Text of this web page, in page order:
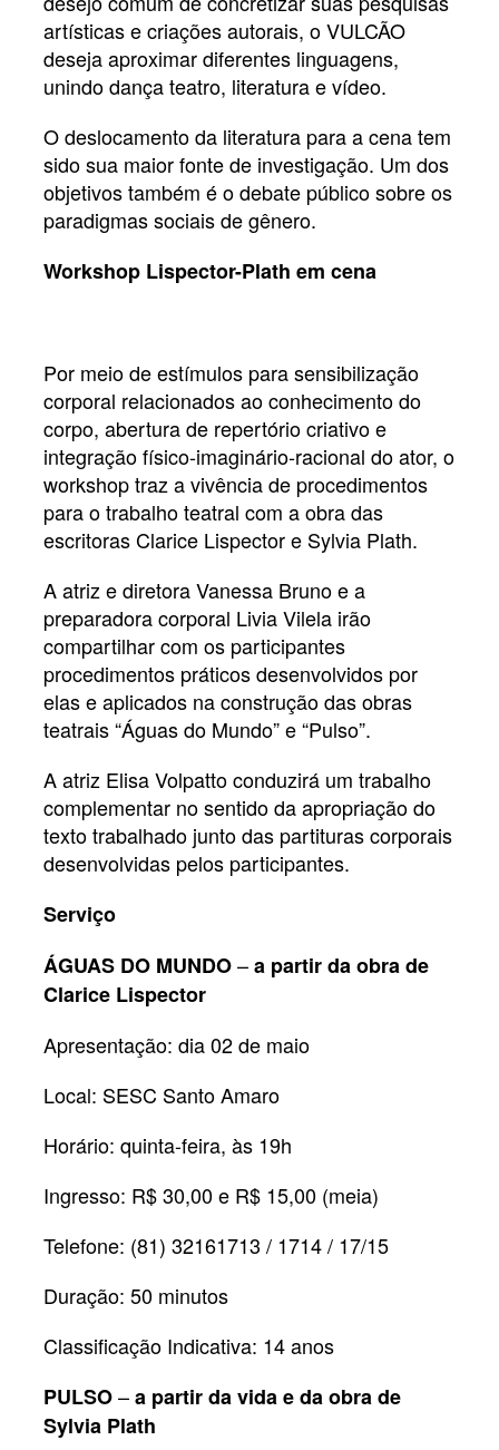
artísticas e criações autorais, o VULCÃO
deseja aproximar diferentes linguagens,
unindo dança teatro, literatura e vídeo.
O deslocamento da literatura para a cena tem
sido sua maior fonte de investigação. Um dos
objetivos também é o debate público sobre os
paradigmas sociais de gênero.
Workshop Lispector-Plath em cena
Por meio de estímulos para sensibilização
corporal relacionados ao conhecimento do
corpo, abertura de repertório criativo e
integração físico-imaginário-racional do ator, o
workshop traz a vivência de procedimentos
para o trabalho teatral com a obra das
escritoras Clarice Lispector e Sylvia Plath.
A atriz e diretora Vanessa Bruno e a
preparadora corporal Livia Vilela irão
compartilhar com os participantes
procedimentos práticos desenvolvidos por
elas e aplicados na construção das obras
teatrais “Águas do Mundo” e “Pulso”.
A atriz Elisa Volpatto conduzirá um trabalho
complementar no sentido da apropriação do
texto trabalhado junto das partituras corporais
desenvolvidas pelos participantes.
Serviço
ÁGUAS DO MUNDO–a partir da obra de
Clarice Lispector
Apresentação: dia 02 de maio
Local: SESC Santo Amaro
Horário: quinta-feira, às 19h
Ingresso: R$ 30,00 e R$ 15,00 (meia)
Telefone: (81) 32161713 / 1714 / 17/15
Duração: 50 minutos
Classificação Indicativa: 14 anos
PULSO–a partir da vida e da obra de
Sylvia Plath